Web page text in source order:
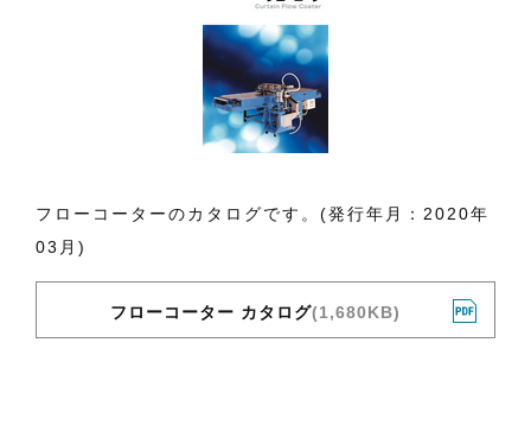
フローコーターのカタログです。(発行年月：2020年
03月)
フローコーター カタログ(1,680KB)